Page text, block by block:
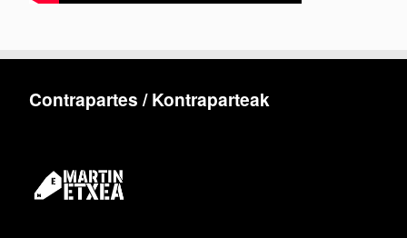
Contrapartes / Kontraparteak